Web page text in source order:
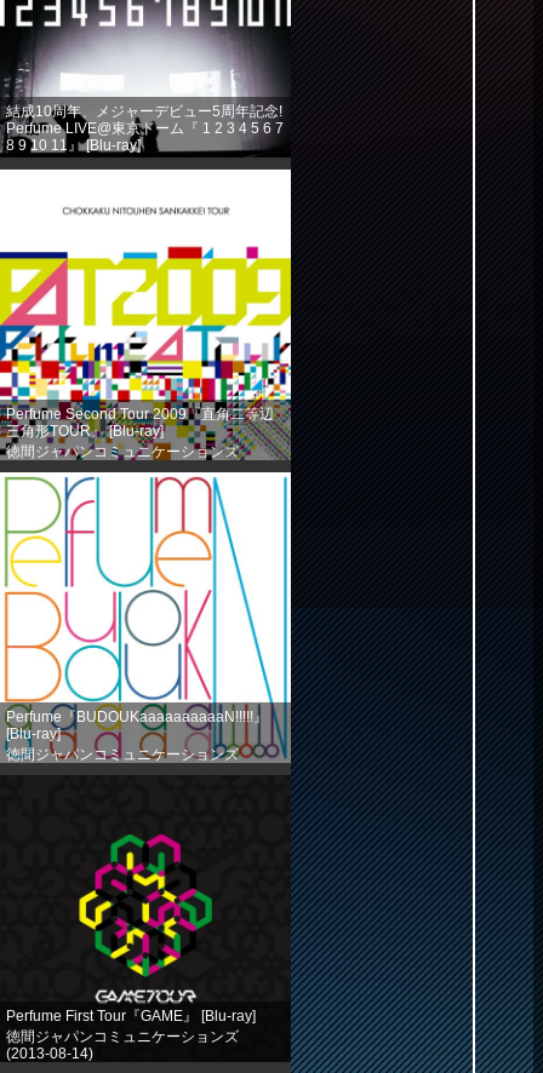
結成10周年、メジャーデビュー5周年記念!
Perfume LIVE@東京ドーム『 1 2 3 4 5 6 7
8 9 10 11』 [Blu-ray]
徳間ジャパンコミュニケーションズ
Perfume Second Tour 2009『直角二等辺
三角形TOUR』 [Blu-ray]
徳間ジャパンコミュニケーションズ
(2013-08-14)
売り上げランキング: 584
Perfume『BUDOUKaaaaaaaaaaN!!!!!』
[Blu-ray]
徳間ジャパンコミュニケーションズ
(2013-08-14)
Perfume First Tour『GAME』 [Blu-ray]
徳間ジャパンコミュニケーションズ
(2013-08-14)